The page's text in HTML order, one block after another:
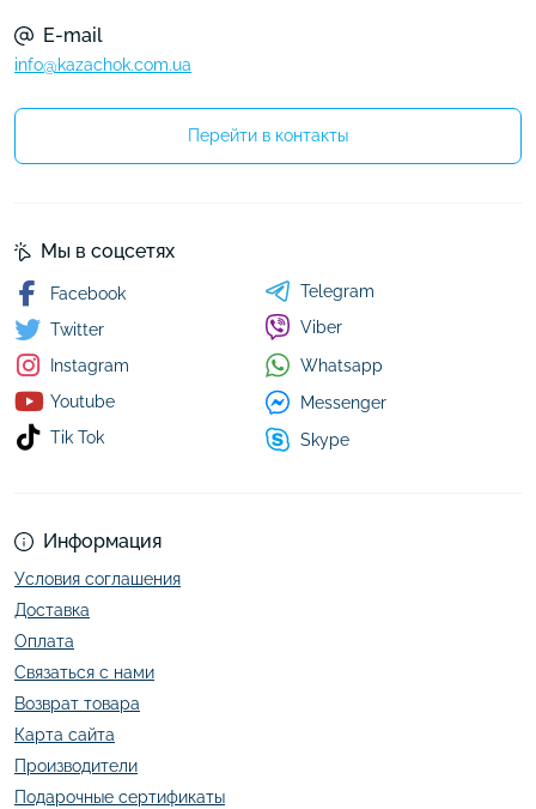
E-mail
info@kazachok.com.ua
Перейти в контакты
Информация
Условия соглашения
Доставка
Оплата
Связаться с нами
Возврат товара
Карта сайта
Производители
Подарочные сертификаты
Мы в соцсетях
Facebook
Twitter
Instagram
Youtube
Tik Tok
Telegram
Viber
Whatsapp
Messenger
Skype